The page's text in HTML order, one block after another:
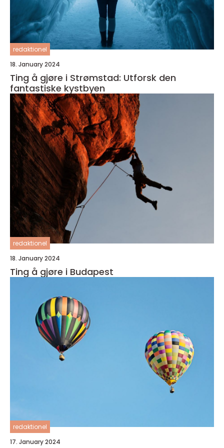
redaktionel
18. January 2024
Ting å gjøre i Strømstad: Utforsk den
fantastiske kystbyen
redaktionel
18. January 2024
Ting å gjøre i Budapest
redaktionel
17. January 2024